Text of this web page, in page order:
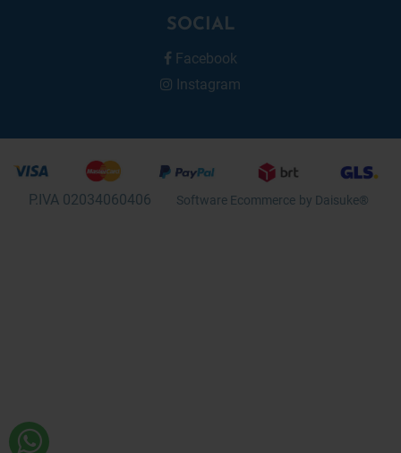
SOCIAL
Facebook
Instagram
P.IVA 02034060406 Software Ecommerce by Daisuke®